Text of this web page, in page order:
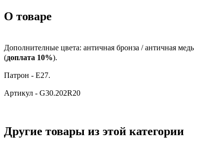
О товаре
Дополнителные цвета: античная бронза / античная медь
(доплата 10%).
Патрон - Е27.
Артикул - G30.202R20
Другие товары из этой категории